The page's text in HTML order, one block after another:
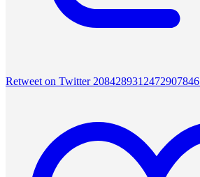
Retweet on Twitter 2084289312472907846